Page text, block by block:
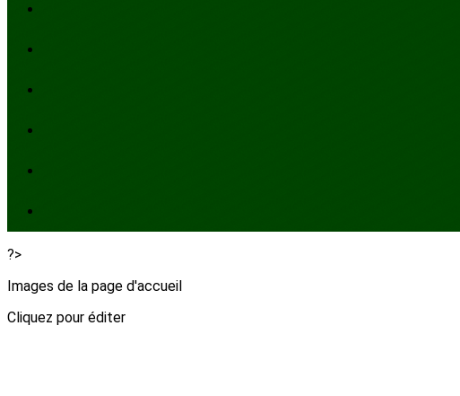
?>
Images de la page d'accueil
Cliquez pour éditer